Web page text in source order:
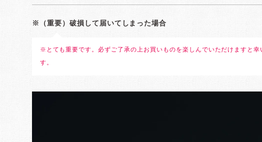
※（重要）破損して届いてしまった場合
※とても重要です。必ずご了承の上お買いものを楽しんでいただけますと幸
す。